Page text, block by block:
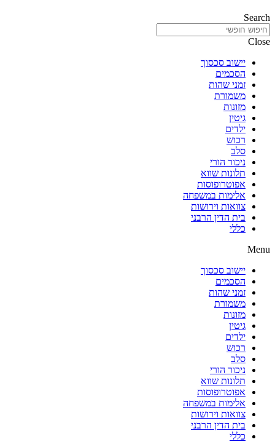
Search
Close
יישוב סכסוך
הסכמים
זמני שהות
משמורת
מזונות
גיטין
ילדים
רכוש
סלב
ניכור הורי
תלונות שווא
אפוטרופוסות
אלימות במשפחה
צוואות וירושות
בית הדין הרבני
כללי
Menu
יישוב סכסוך
הסכמים
זמני שהות
משמורת
מזונות
גיטין
ילדים
רכוש
סלב
ניכור הורי
תלונות שווא
אפוטרופוסות
אלימות במשפחה
צוואות וירושות
בית הדין הרבני
כללי